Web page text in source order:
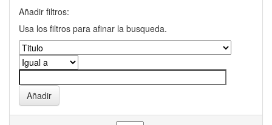
Añadir filtros:
Usa los filtros para afinar la busqueda.